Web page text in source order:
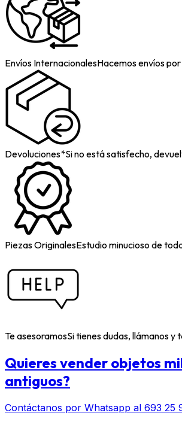
Envíos InternacionalesHacemos envíos
Devoluciones*Si no está satisfecho,
Piezas OriginalesEstudio minucioso de
Te asesoramosSi tienes dudas, llámanos y
Quieres vender objetos
antiguos?
Contáctanos por Whatsapp al 693 25